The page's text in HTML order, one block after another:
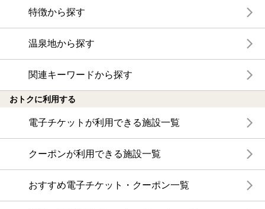
特徴から探す
温泉地から探す
関連キーワードから探す
おトクに利用する
電子チケットが利用できる施設一覧
クーポンが利用できる施設一覧
おすすめ電子チケット・クーポン一覧